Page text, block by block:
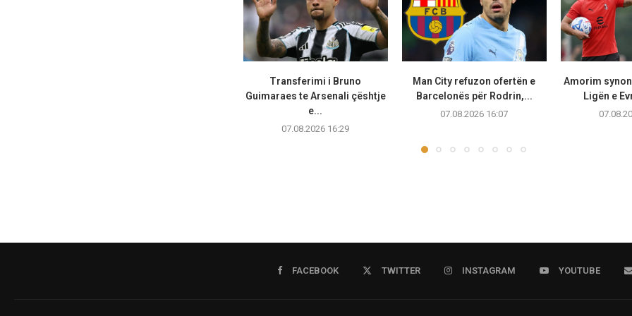
Transferimi i Bruno
Guimaraes te Arsenali çështje
e...
07.08.2026 16:29
Man City refuzon ofertën e
Barcelonës për Rodrin,...
07.08.2026 16:07
Amorim
Ligën e
FACEBOOK TWITTER INSTAGRAM YOUTUBE